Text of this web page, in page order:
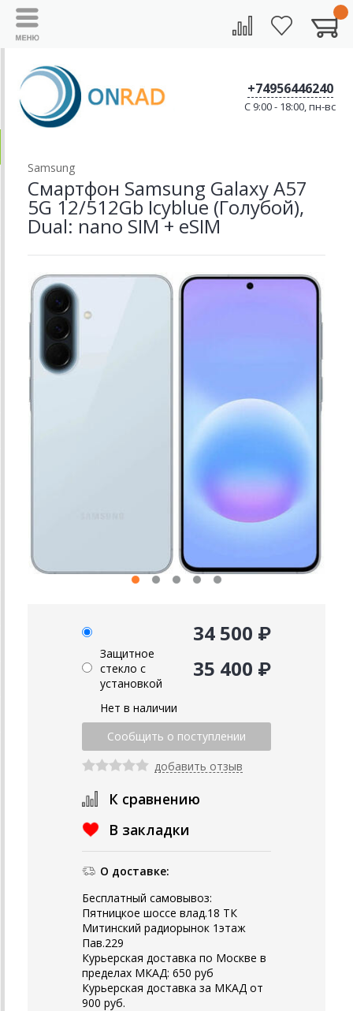
+74956446240
C 9:00 - 18:00, пн-вс
Samsung
Смартфон Samsung Galaxy A57
5G 12/512Gb Icyblue (Голубой),
Dual: nano SIM + eSIM
34 500 ₽
Защитное
стекло с
установкой
35 400 ₽
Нет в наличии
добавить отзыв
К сравнению
В закладки
О доставке:
Бесплатный самовывоз:
Пятницкое шоссе влад.18 ТК
Митинский радиорынок 1этаж
Пав.229
Курьерская доставка по Москве в
пределах МКАД: 650 руб
Курьерская доставка за МКАД от
900 руб.